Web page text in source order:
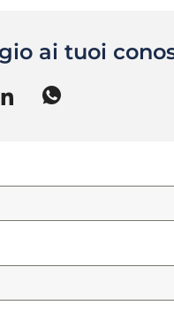
ai tuoi